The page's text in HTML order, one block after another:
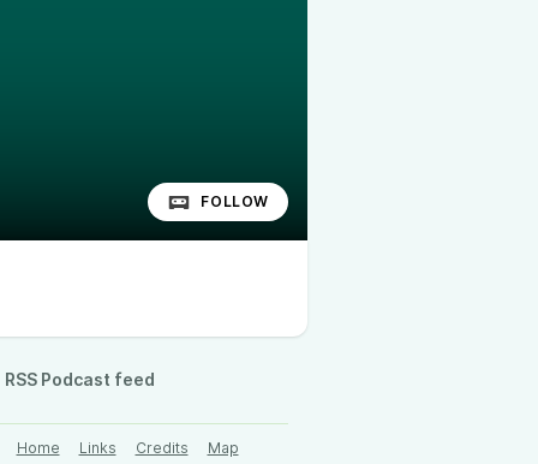
FOLLOW
RSS Podcast feed
Home Links Credits
Map